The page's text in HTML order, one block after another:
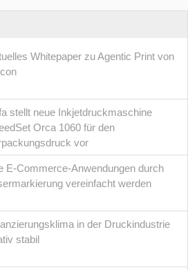
Whitepaper zu Agentic Print von
stellt neue Inkjetdruckmaschine
Orca 1060 für den
vor
E-Commerce-Anwendungen durch
vereinfacht werden
in der Druckindustrie
stabil